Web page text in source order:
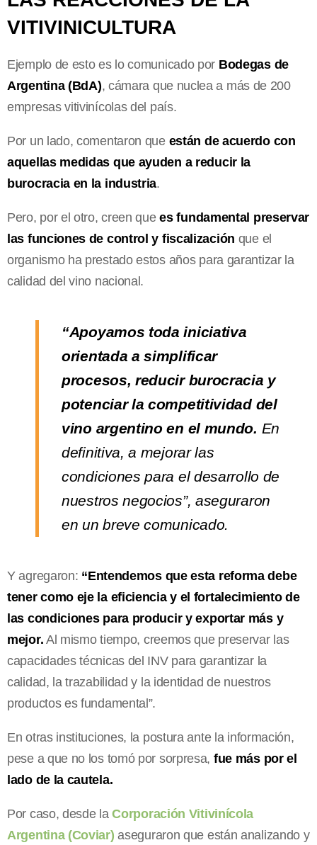
VITIVINICULTURA
Ejemplo de esto es lo comunicado por Bodegas de
Argentina (BdA), cámara que nuclea a más de 200
empresas vitivinícolas del país.
Por un lado, comentaron que están de acuerdo con
aquellas medidas que ayuden a reducir la
burocracia en la industria.
Pero, por el otro, creen quees fundamental preservar
las funciones de control y fiscalización que el
organismo ha prestado estos años para garantizar la
calidad del vino nacional.
“Apoyamos toda iniciativa
orientada a simplificar
procesos, reducir burocracia y
potenciar la competitividad del
vino argentino en el mundo. En
definitiva, a mejorar las
condiciones para el desarrollo de
nuestros negocios”, aseguraron
en un breve comunicado.
Y agregaron: “Entendemos que esta reforma debe
tener como eje la eficiencia y el fortalecimiento de
las condiciones para producir y exportar más y
mejor. Al mismo tiempo, creemos que preservar las
capacidades técnicas del INV para garantizar la
calidad, la trazabilidad y la identidad de nuestros
productos es fundamental”.
En otras instituciones, la postura ante la información,
pese a que no los tomó por sorpresa, fue más por el
lado de la cautela.
Por caso, desde laCorporación Vitivinícola
Argentina (Coviar) aseguraron que están analizando y